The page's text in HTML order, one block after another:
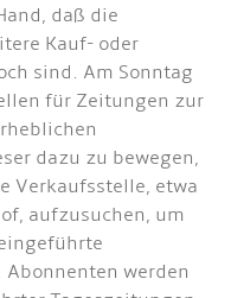
daß die
Kauf- oder
sind. Am Sonntag
für Zeitungen zur
dazu zu bewegen,
Verkaufsstelle, etwa
aufzusuchen, um
werden